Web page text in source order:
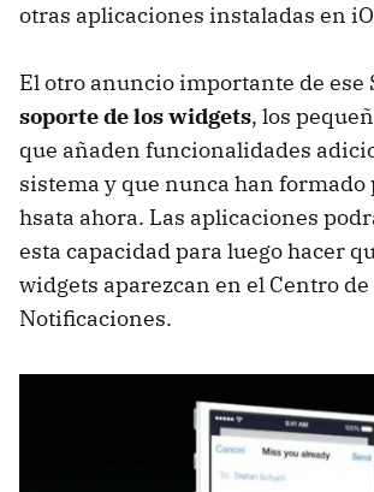
otras aplicaciones instaladas en
El otro anuncio importante de ese
soporte de los widgets, los
que añaden funcionalidades
sistema y que nunca han formado
hsata ahora. Las aplicaciones
esta capacidad para luego hacer
widgets aparezcan en el Centro de
Notificaciones.